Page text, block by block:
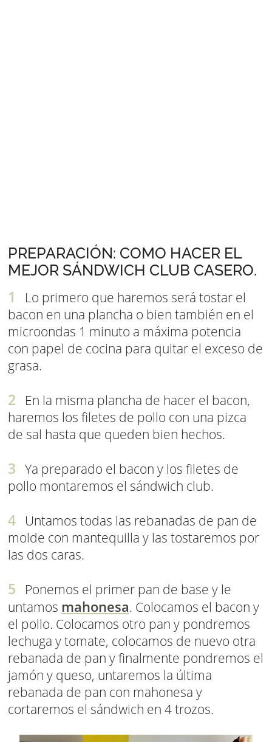
PREPARACIÓN: COMO HACER EL
MEJOR SÁNDWICH CLUB CASERO.
Lo primero que haremos será tostar el
bacon en una plancha o bien también en el
microondas 1 minuto a máxima potencia
con papel de cocina para quitar el exceso de
grasa.
En la misma plancha de hacer el bacon,
haremos los filetes de pollo con una pizca
de sal hasta que queden bien hechos.
Ya preparado el bacon y los filetes de
pollo montaremos el sándwich club.
Untamos todas las rebanadas de pan de
molde con mantequilla y las tostaremos por
las dos caras.
Ponemos el primer pan de base y le
untamos mahonesa. Colocamos el bacon y
el pollo. Colocamos otro pan y pondremos
lechuga y tomate, colocamos de nuevo otra
rebanada de pan y finalmente pondremos el
jamón y queso, untaremos la última
rebanada de pan con mahonesa y
cortaremos el sándwich en 4 trozos.